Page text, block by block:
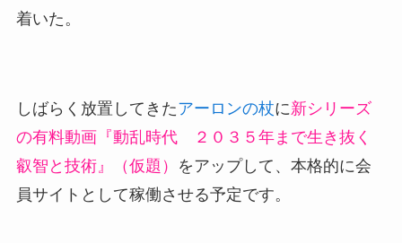
着いた。
しばらく放置してきたアーロンの杖に新シリーズ
の有料動画『動乱時代 ２０３５年まで生き抜く
叡智と技術』（仮題）
をアップして、本格的に会
員サイトとして稼働させる予定です。